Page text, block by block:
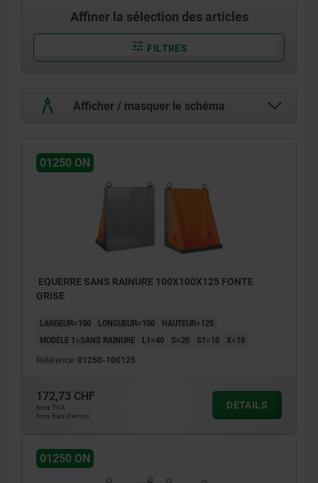
Affiner la sélection des articles
FILTRES
Afficher / masquer le schéma
01250 ON
EQUERRE SANS RAINURE 100X100X125 FONTE
GRISE
LARGEUR=100 LONGUEUR=100
HAUTEUR=125
MODÈLE 1=SANS RAINURE
L1=40 S=20 S1=10 X=10
Référence: 01250-100125
172,73 CHF
hors TVA
hors frais d’envoi
DÉTAILS
01250 ON